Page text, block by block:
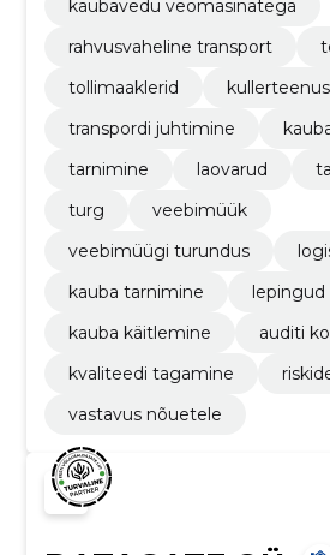
kaubavedu veomasinatega
rahvusvaheline transport
tollimaaklerid
transpordi juhtimine
tarnimine
laovarud
turg
veebimüük
veebimüügi turundus
kauba tarnimine
kauba käitlemine
auditi
kvaliteedi tagamine
vastavus nõuetele